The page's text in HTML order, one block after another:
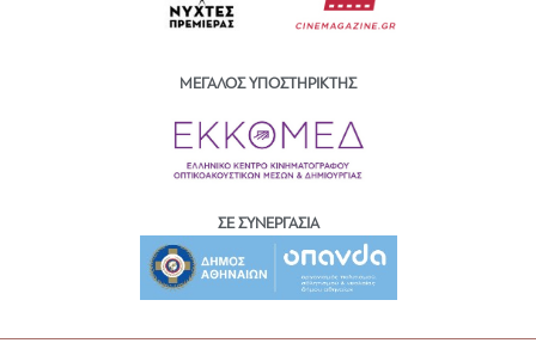
ΜΕΓΑΛΟΣ ΥΠΟΣΤΗΡΙΚΤΗΣ
ΣΕ ΣΥΝΕΡΓΑΣΙΑ